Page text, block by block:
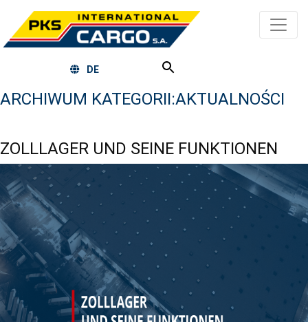
DE
ARCHIWUM KATEGORII:AKTUALNOŚCI
ZOLLLAGER UND SEINE FUNKTIONEN